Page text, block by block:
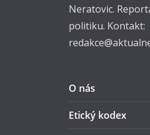
Neratovic.
politiku. Kontakt:
O nás
Etický kodex